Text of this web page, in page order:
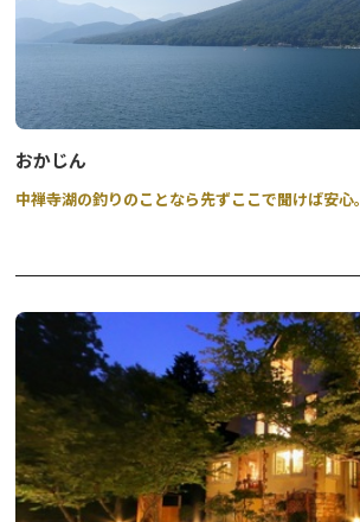
おかじん
中禅寺湖の釣りのことなら先ずここで聞けば安心。